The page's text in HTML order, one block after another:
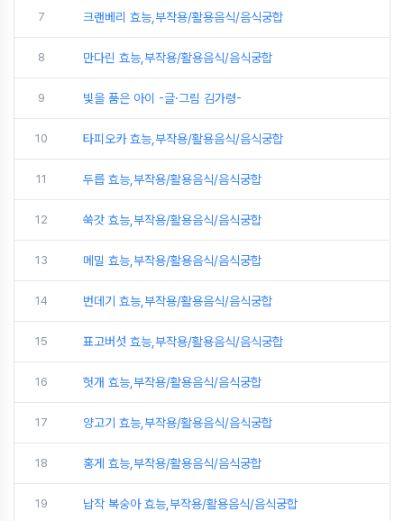
7 크랜베리 효능,부작용/활용음식/음식궁합
8 만다린 효능,부작용/활용음식/음식궁합
9 빛을 품은 아이 -글·그림 김가령-
10 타피오카 효능,부작용/활용음식/음식궁합
11 두릅 효능,부작용/활용음식/음식궁합
12 쑥갓 효능,부작용/활용음식/음식궁합
13 메밀 효능,부작용/활용음식/음식궁합
14 번데기 효능,부작용/활용음식/음식궁합
15 표고버섯 효능,부작용/활용음식/음식궁합
16 헛개 효능,부작용/활용음식/음식궁합
17 양고기 효능,부작용/활용음식/음식궁합
18 홍게 효능,부작용/활용음식/음식궁합
19 납작 복숭아 효능,부작용/활용음식/음식궁합